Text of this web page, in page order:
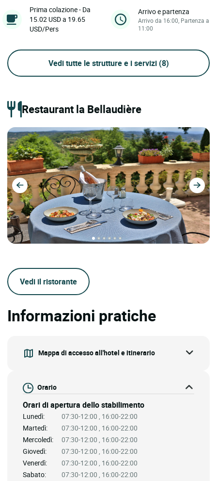
Prima colazione - Da
15.02 USD a 19.65
USD/Pers
Arrivo e partenza
Arrivo da 16:00, Partenza a
11:00
Vedi tutte le strutture e i servizi (8)
Restaurant la Bellaudière
Vedi il ristorante
Informazioni pratiche
Mappa di accesso all'hotel e itinerario
Orario
Orari di apertura dello stabilimento
Lunedì:
07:30-12:00 , 16:00-22:00
Martedì:
07:30-12:00 , 16:00-22:00
Mercoledì:
07:30-12:00 , 16:00-22:00
Giovedì:
07:30-12:00 , 16:00-22:00
Venerdì:
07:30-12:00 , 16:00-22:00
Sabato:
07:30-12:00 , 16:00-22:00